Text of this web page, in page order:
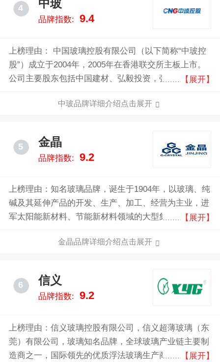
4 中玻
品牌指数: 9.4
上榜理由： 中国玻璃控股有限公司（以下简称“中玻控
股”）成立于2004年，2005年在香港联交所主板上市。
公司主要股东包括中国建材、弘毅投资，强大的股东背
产基地和一个研发中心，员工4000多人。中玻控股现拥
拥有光伏压延玻璃生产线及其配套深加工线、离线低辐
射镀膜玻璃生产线。辖下生产基地位于或靠近主要消费
中心，或邻近能源、资源产地，享有独特的市场竞争优
【展开】
中玻品牌详细介绍点击展开
5 金晶
品牌指数: 9.2
上榜理由：知名玻璃品牌，诞生于1904年，以玻璃、纯
碱及其延伸产品的开发、生产、加工、经营为主业，进
军太阳能新材料、节能新材料领域的大型集团公司，是
团在产品品质上，追求功能和美感的有机融合，环保和
的完美结合。
【展开】
金晶品牌详细介绍点击展开
6 信义
品牌指数: 9.2
上榜理由：信义玻璃控股有限公司，信义超薄玻璃（东
莞）有限公司，玻璃知名品牌，全球玻璃产业链主要制
造商之一，国际领先的优质浮法玻璃生产商，全球较大
【展开】